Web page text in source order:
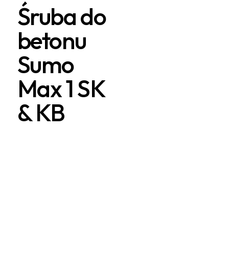
Śruba do
betonu
Sumo
Max 1 SK
& KB